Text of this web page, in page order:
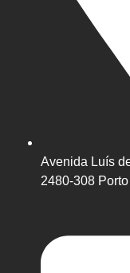
Avenida Luís
2480-308